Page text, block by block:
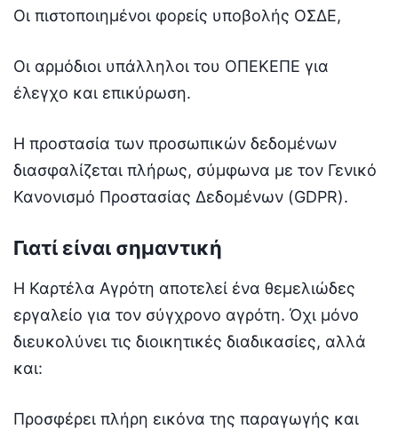
Οι πιστοποιημένοι φορείς υποβολής ΟΣΔΕ,
Οι αρμόδιοι υπάλληλοι του ΟΠΕΚΕΠΕ για
έλεγχο και επικύρωση.
Η προστασία των προσωπικών δεδομένων
διασφαλίζεται πλήρως, σύμφωνα με τον Γενικό
Κανονισμό Προστασίας Δεδομένων (GDPR).
Γιατί είναι σημαντική
Η Καρτέλα Αγρότη αποτελεί ένα θεμελιώδες
εργαλείο για τον σύγχρονο αγρότη. Όχι μόνο
διευκολύνει τις διοικητικές διαδικασίες, αλλά
και:
Προσφέρει πλήρη εικόνα της παραγωγής και